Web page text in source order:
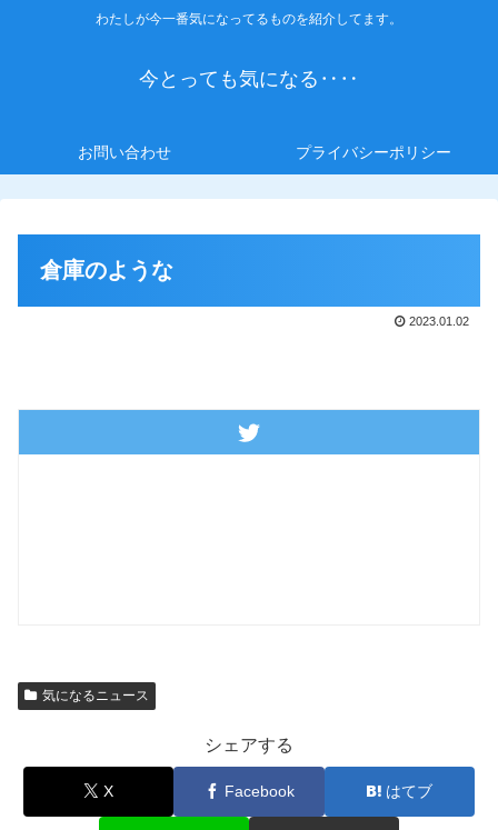
わたしが今一番気になってるものを紹介してます。
今とっても気になる‥‥
お問い合わせ プライバシーポリシー
倉庫のような
2023.01.02
気になるニュース
シェアする
X Facebook はてブ